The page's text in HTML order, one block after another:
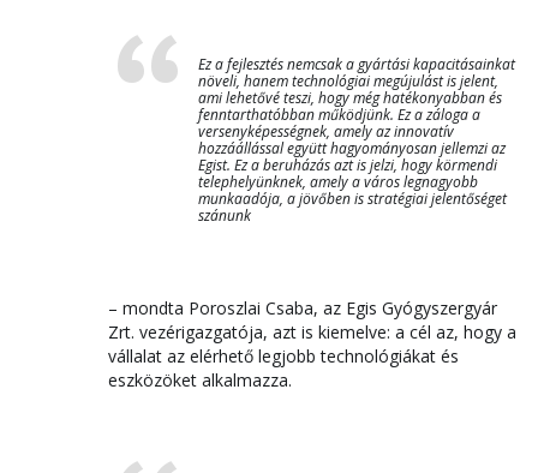
Ez a fejlesztés nemcsak a gyártási kapacitásainkat
növeli, hanem technológiai megújulást is jelent,
ami lehetővé teszi, hogy még hatékonyabban és
fenntarthatóbban működjünk. Ez a záloga a
versenyképességnek, amely az innovatív
hozzáállással együtt hagyományosan jellemzi az
Egist. Ez a beruházás azt is jelzi, hogy körmendi
telephelyünknek, amely a város legnagyobb
munkaadója, a jövőben is stratégiai jelentőséget
szánunk
– mondta Poroszlai Csaba, az Egis Gyógyszergyár
Zrt. vezérigazgatója, azt is kiemelve: a cél az, hogy a
vállalat az elérhető legjobb technológiákat és
eszközöket alkalmazza.